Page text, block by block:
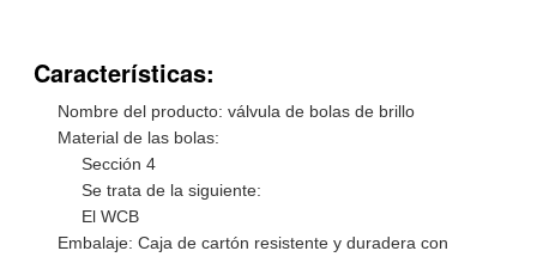
Características:
Nombre del producto: válvula de bolas de brillo
Material de las bolas:
Sección 4
Se trata de la siguiente:
El WCB
Embalaje: Caja de cartón resistente y duradera con